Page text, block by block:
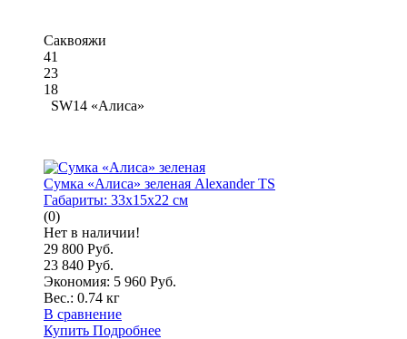
Саквояжи
41
23
18
SW14 «Алиса»
Сумка «Алиса» зеленая Alexander TS
Габариты: 33x15x22 см
(0)
Нет в наличии!
29 800 Руб.
23 840 Руб.
Экономия: 5 960 Руб.
Вес.: 0.74 кг
В сравнение
Купить Подробнее